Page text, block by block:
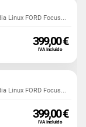
Linux FORD Focus...
399,00 €
IVA Incluido
Linux FORD Focus...
399,00 €
IVA Incluido